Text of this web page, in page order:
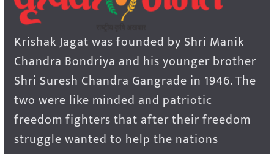
Krishak Jagat was founded by Shri Manik
Chandra Bondriya and his younger brother
Shri Suresh Chandra Gangrade in 1946. The
two were like minded and patriotic
freedom fighters that after their freedom
struggle wanted to help the nations